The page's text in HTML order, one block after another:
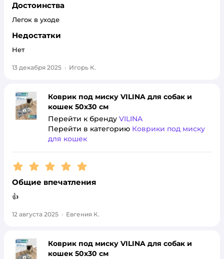
Достоинства
Легок в уходе
Недостатки
Нет
13 декабря 2025 · Игорь К.
Коврик под миску VILINA для собак и
кошек 50х30 см
Перейти к бренду VILINA
Перейти в категорию Коврики под миску
для кошек
Рейтинг:5
Общие впечатления
👍
12 августа 2025 · Евгения К.
Коврик под миску VILINA для собак и
кошек 50х30 см